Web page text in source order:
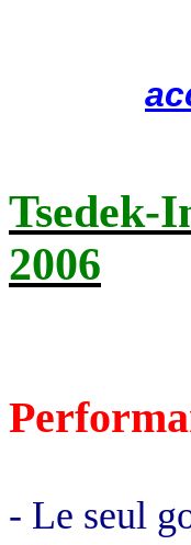
Tsedek-
2006
- Le seul